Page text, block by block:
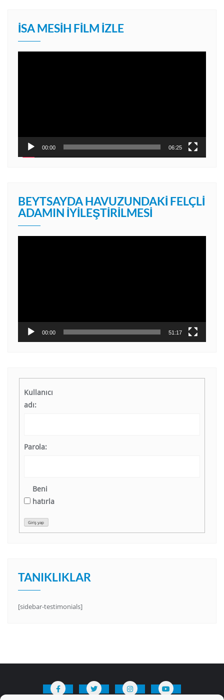
İSA MESIH FILM İZLE
00:00 06:25
BEYTSAYDA HAVUZUNDAKI FELÇLI
ADAMIN İYILEŞTIRILMESI
00:00 51:17
Kullanıcı
adı:
Parola:
Beni
hatırla
Giriş yap
TANIKLIKLAR
[sidebar-testimonials]